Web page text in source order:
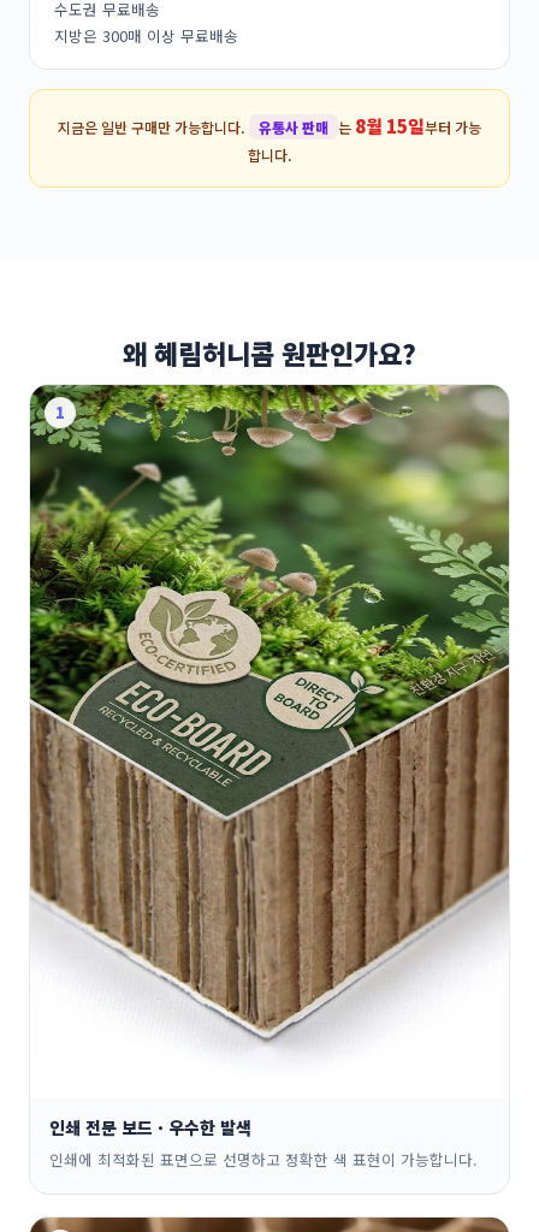
수도권 무료배송
지방은 300매 이상 무료배송
지금은 일반 구매만 가능합니다. 유통사 판매 는 8월 15일부터 가능
합니다.
왜 혜림허니콤 원판인가요?
1
인쇄 전문 보드 · 우수한 발색
인쇄에 최적화된 표면으로 선명하고 정확한 색 표현이 가능합니다.